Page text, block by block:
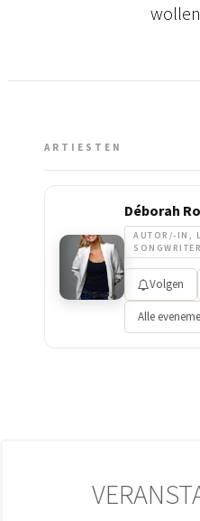
ARTIESTEN
Déborah
AUTOR/-IN,
SONGWRITER
Volgen
Alle